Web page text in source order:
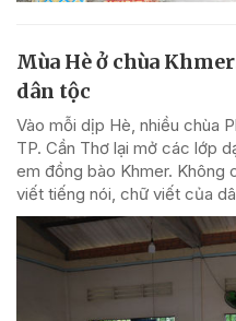
Mùa Hè ở chùa
dân tộc
Vào mỗi dịp Hè, nhiều chùa
TP. Cần Thơ lại mở các lớp
em đồng bào Khmer.
viết tiếng nói, chữ viết của